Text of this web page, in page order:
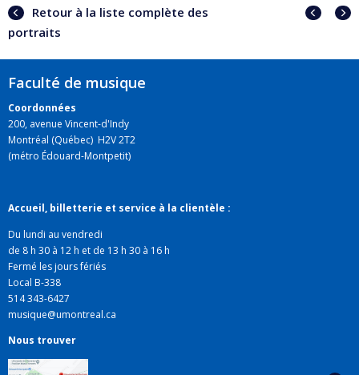
Retour à la liste complète des
portraits
Faculté de musique
Coordonnées
200, avenue Vincent-d'Indy
Montréal (Québec) H2V 2T2
(métro Édouard-Montpetit)
Accueil, billetterie et service à la clientèle :
Du lundi au vendredi
de 8 h 30 à 12 h et de 13 h 30 à 16 h
Fermé les jours fériés
Local B-338
514 343-6427
musique@umontreal.ca
Nous trouver